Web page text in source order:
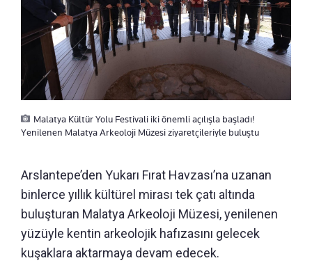
Malatya Kültür Yolu Festivali iki önemli açılışla başladı!
Yenilenen Malatya Arkeoloji Müzesi ziyaretçileriyle buluştu
Arslantepe’den Yukarı Fırat Havzası’na uzanan
binlerce yıllık kültürel mirası tek çatı altında
buluşturan Malatya Arkeoloji Müzesi, yenilenen
yüzüyle kentin arkeolojik hafızasını gelecek
kuşaklara aktarmaya devam edecek.